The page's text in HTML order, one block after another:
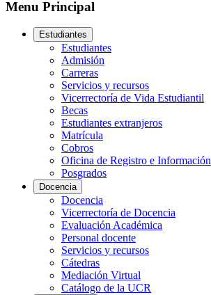
Menu Principal
Estudiantes
Estudiantes
Admisión
Carreras
Servicios y recursos
Vicerrectoría de Vida Estudiantil
Becas
Estudiantes extranjeros
Matrícula
Cobros
Oficina de Registro e Información
Posgrados
Docencia
Docencia
Vicerrectoría de Docencia
Evaluación Académica
Personal docente
Servicios y recursos
Cátedras
Mediación Virtual
Catálogo de la UCR